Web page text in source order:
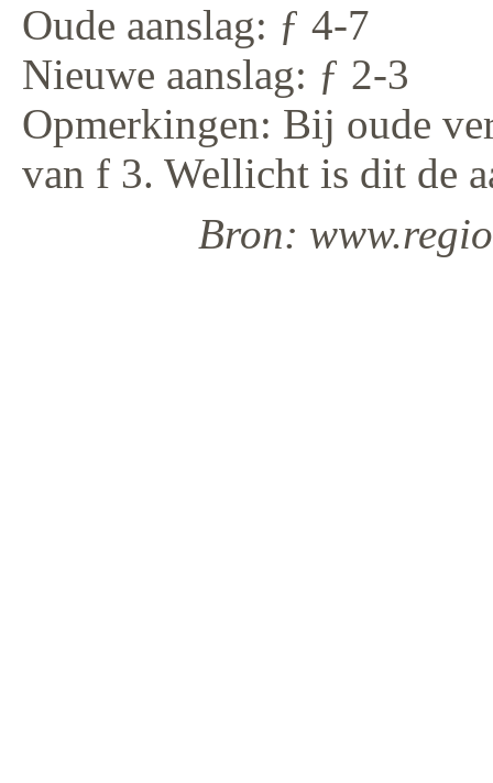
Oude aanslag: ƒ 4-7
Nieuwe aanslag: ƒ 2-3
Opmerkingen: Bij oude
van f 3. Wellicht is dit de
Bron: